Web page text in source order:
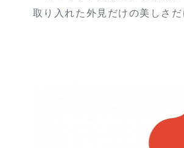
取り入れた外見だけの美しさ